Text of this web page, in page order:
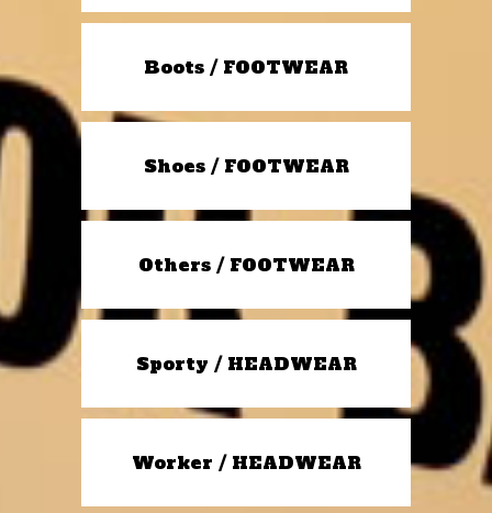
Boots / FOOTWEAR
Shoes / FOOTWEAR
Others / FOOTWEAR
Sporty / HEADWEAR
Worker / HEADWEAR